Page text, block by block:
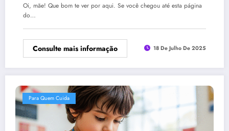
Oi, mãe! Que bom te ver por aqui. Se você chegou até esta página
do…
Consulte mais informação 18 De Julho De 2025
Para Quem Cuida